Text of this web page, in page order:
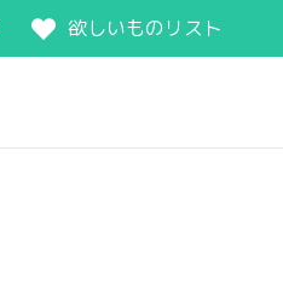
欲しいものリスト